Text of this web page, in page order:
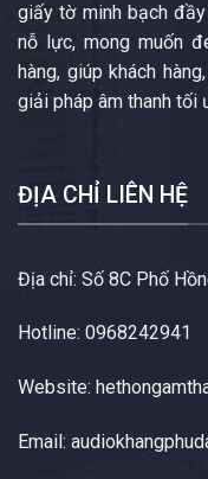
giấy tờ minh bạch
nỗ lực, mong muốn
hàng, giúp khách
giải pháp âm thanh tối
ĐỊA CHỈ LIÊN HỆ
Địa chỉ: Số 8C Phố
Hotline: 0968242941
Website:
Email: